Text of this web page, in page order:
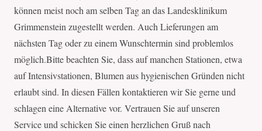
können meist noch am selben Tag an das Landesklinikum
Grimmenstein zugestellt werden. Auch Lieferungen am
nächsten Tag oder zu einem Wunschtermin sind problemlos
möglich.Bitte beachten Sie, dass auf manchen Stationen, etwa
auf Intensivstationen, Blumen aus hygienischen Gründen nicht
erlaubt sind. In diesen Fällen kontaktieren wir Sie gerne und
schlagen eine Alternative vor. Vertrauen Sie auf unseren
Service und schicken Sie einen herzlichen Gruß nach